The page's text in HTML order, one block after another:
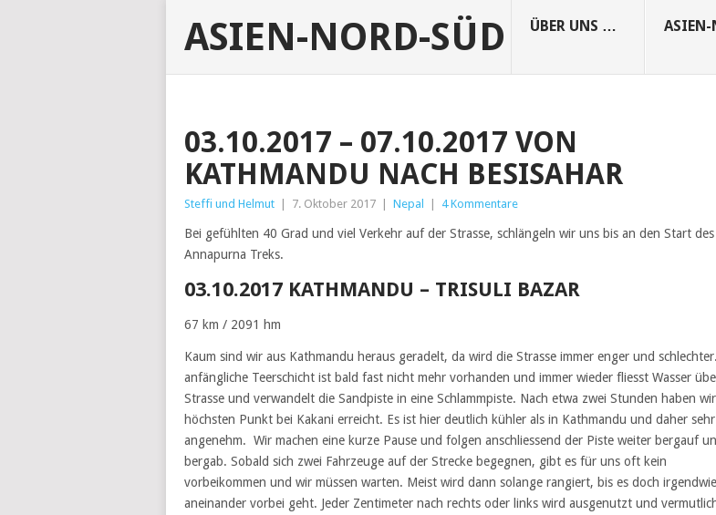
ASIEN-NORD-SÜD ÜBER UNS … ASIEN-
03.10.2017 – 07.10.2017 VON
KATHMANDU NACH BESISAHAR
Steffi und Helmut 7. Oktober 2017 Nepal 4 Kommentare
Bei gefühlten 40 Grad und viel Verkehr auf der Strasse, schlängeln wir uns bis an den Start des
Annapurna Treks.
03.10.2017 KATHMANDU – TRISULI BAZAR
67 km / 2091 hm
Kaum sind wir aus Kathmandu heraus geradelt, da wird die Strasse immer enger und
anfängliche Teerschicht ist bald fast nicht mehr vorhanden und immer wieder fliesst Wasser
Strasse und verwandelt die Sandpiste in eine Schlammpiste. Nach etwa zwei Stunden haben
höchsten Punkt bei Kakani erreicht. Es ist hier deutlich kühler als in Kathmandu und daher sehr
angenehm. Wir machen eine kurze Pause und folgen anschliessend der Piste weiter bergauf
bergab. Sobald sich zwei Fahrzeuge auf der Strecke begegnen, gibt es für uns oft kein
vorbeikommen und wir müssen warten. Meist wird dann solange rangiert, bis es doch irgendwie
aneinander vorbei geht. Jeder Zentimeter nach rechts oder links wird ausgenutzt und